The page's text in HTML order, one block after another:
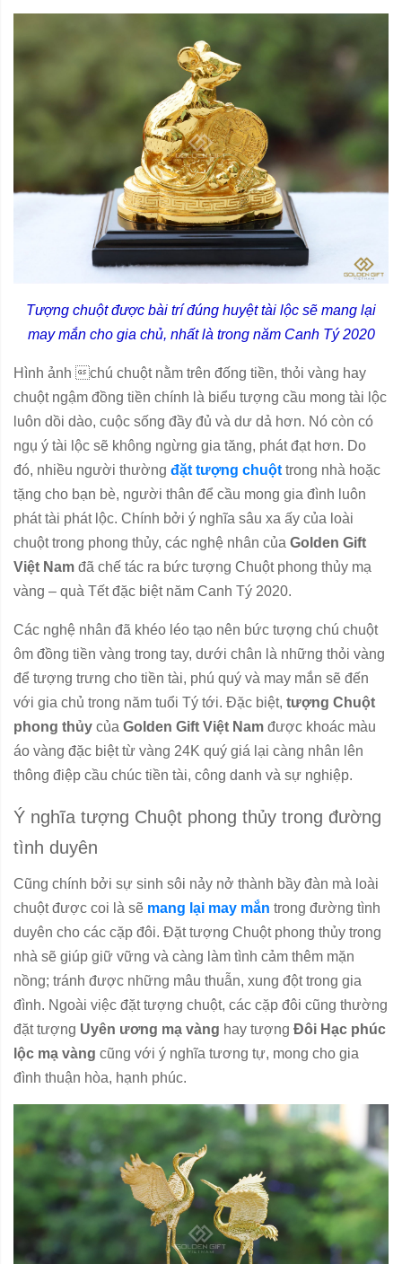
Tượng chuột được bài trí đúng huyệt tài lộc sẽ mang lại
may mắn cho gia chủ, nhất là trong năm Canh Tý 2020
Hình ảnh chú chuột nằm trên đống tiền, thỏi vàng hay
chuột ngậm đồng tiền chính là biểu tượng cầu mong tài lộc
luôn dồi dào, cuộc sống đầy đủ và dư dả hơn. Nó còn có
ngụ ý tài lộc sẽ không ngừng gia tăng, phát đạt hơn. Do
đó, nhiều người thường đặt tượng chuột trong nhà hoặc
tặng cho bạn bè, người thân để cầu mong gia đình luôn
phát tài phát lộc. Chính bởi ý nghĩa sâu xa ấy của loài
chuột trong phong thủy, các nghệ nhân của Golden Gift
Việt Nam đã chế tác ra bức tượng Chuột phong thủy mạ
vàng – quà Tết đặc biệt năm Canh Tý 2020.
Các nghệ nhân đã khéo léo tạo nên bức tượng chú chuột
ôm đồng tiền vàng trong tay, dưới chân là những thỏi vàng
để tượng trưng cho tiền tài, phú quý và may mắn sẽ đến
với gia chủ trong năm tuổi Tý tới. Đặc biệt, tượng Chuột
phong thủy của Golden Gift Việt Nam được khoác màu
áo vàng đặc biệt từ vàng 24K quý giá lại càng nhân lên
thông điệp cầu chúc tiền tài, công danh và sự nghiệp.
Ý nghĩa tượng Chuột phong thủy trong đường
tình duyên
Cũng chính bởi sự sinh sôi nảy nở thành bầy đàn mà loài
chuột được coi là sẽ mang lại may mắn trong đường tình
duyên cho các cặp đôi. Đặt tượng Chuột phong thủy trong
nhà sẽ giúp giữ vững và càng làm tình cảm thêm mặn
nồng; tránh được những mâu thuẫn, xung đột trong gia
đình. Ngoài việc đặt tượng chuột, các cặp đôi cũng thường
đặt tượng Uyên ương mạ vàng hay tượng Đôi Hạc phúc
lộc mạ vàng cũng với ý nghĩa tương tự, mong cho gia
đình thuận hòa, hạnh phúc.